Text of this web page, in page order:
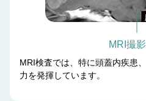
MRI撮
MRI検査では、特に頭蓋内疾患
力を発揮しています。